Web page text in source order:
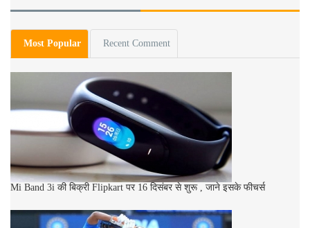
Most Popular Recent Comment
Mi Band 3i की बिक्री Flipkart पर 16 दिसंबर से शुरू , जाने इसके फीचर्स